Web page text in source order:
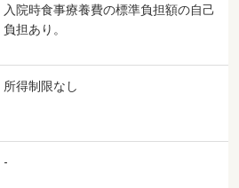
入院時食事療養費の標準負担額の自己
負担あり。
所得制限なし
-